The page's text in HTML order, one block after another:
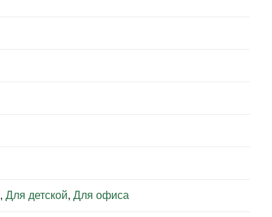
, Для детской, Для офиса